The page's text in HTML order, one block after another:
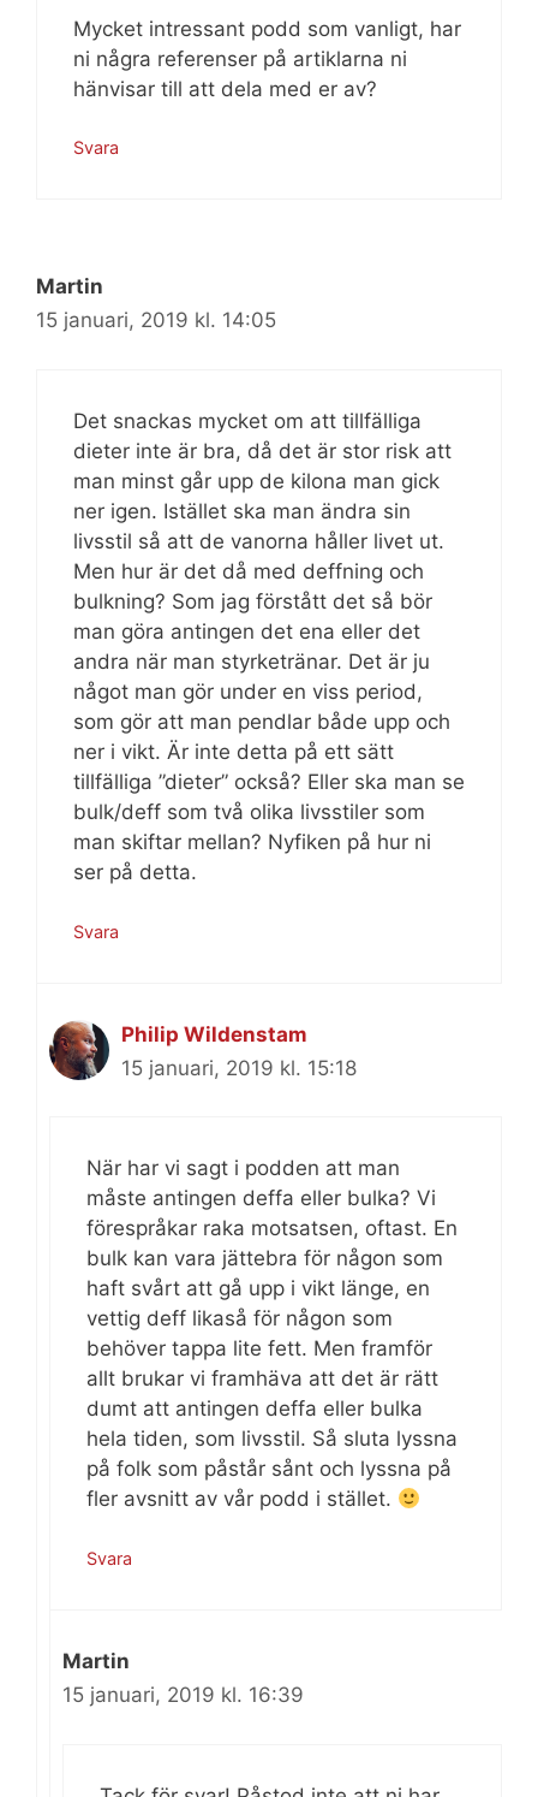
Mycket intressant podd som vanligt, har
ni några referenser på artiklarna ni
hänvisar till att dela med er av?
Svara
Martin
15 januari, 2019 kl. 14:05
Det snackas mycket om att tillfälliga
dieter inte är bra, då det är stor risk att
man minst går upp de kilona man gick
ner igen. Istället ska man ändra sin
livsstil så att de vanorna håller livet ut.
Men hur är det då med deffning och
bulkning? Som jag förstått det så bör
man göra antingen det ena eller det
andra när man styrketränar. Det är ju
något man gör under en viss period,
som gör att man pendlar både upp och
ner i vikt. Är inte detta på ett sätt
tillfälliga ”dieter” också? Eller ska man se
bulk/deff som två olika livsstiler som
man skiftar mellan? Nyfiken på hur ni
ser på detta.
Svara
Philip Wildenstam
15 januari, 2019 kl. 15:18
När har vi sagt i podden att man
måste antingen deffa eller bulka? Vi
förespråkar raka motsatsen, oftast. En
bulk kan vara jättebra för någon som
haft svårt att gå upp i vikt länge, en
vettig deff likaså för någon som
behöver tappa lite fett. Men framför
allt brukar vi framhäva att det är rätt
dumt att antingen deffa eller bulka
hela tiden, som livsstil. Så sluta lyssna
på folk som påstår sånt och lyssna på
fler avsnitt av vår podd i stället.
Svara
Martin
15 januari, 2019 kl. 16:39